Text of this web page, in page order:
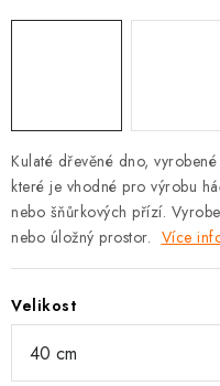
Kulaté dřevěné dno,
které je vhodné pro výrobu
nebo šňůrkových přízí.
nebo úložný prostor. Více
Velikost